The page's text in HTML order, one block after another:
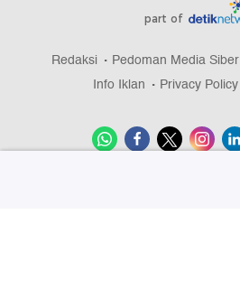
part of
Redaksi Pedoman Media Siber
Info Iklan
Privacy Policy